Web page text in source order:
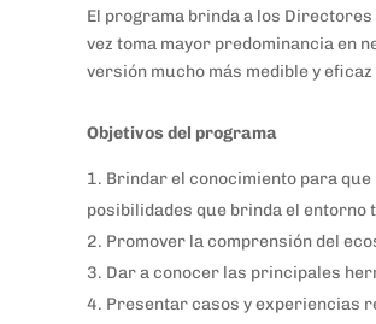
El programa brinda a los
vez toma mayor predominancia en
versión mucho más medible y
Objetivos del programa
Brindar el conocimiento para
posibilidades que brinda el entorno
Promover la comprensión del
Dar a conocer las principales
Presentar casos y experiencias